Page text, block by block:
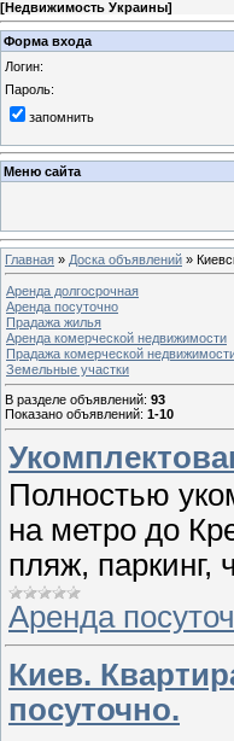
[Недвижимость Украины]
Форма входа
Логин:
Пароль:
запомнить
Меню сайта
Главная » Доска объявлений »
Аренда долгосрочная
Аренда посуточно
Прадажа жилья
Аренда комерческой недвижимости
Прадажа комерческой
Земельные участки
В разделе объявлений: 93
Показано объявлений: 1-10
Полностью
на метро до
пляж, паркинг,
Аренда
Киев.
посуточно.